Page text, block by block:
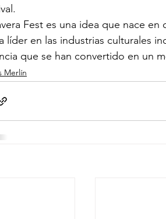
Fest es una idea que nace en
líder en las industrias culturales
que se han convertido en un
Merlín